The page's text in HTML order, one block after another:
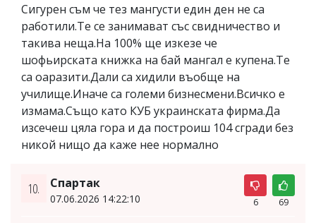
Сигурен съм че тез мангусти един ден не са
работили.Те се занимават със свидничество и
такива неща.На 100% ще изкезе че
шофьирската книжка на бай мангал е купена.Те
са оаразити.Дали са хидили въобще на
училище.Иначе са големи бизнесмени.Всичко е
измама.Също като КУБ украинската фирма.Да
изсечеш цяла гора и да построиш 104 сгради без
никой нищо да каже нее нормално
10. Спартак
07.06.2026 14:22:10 6 69